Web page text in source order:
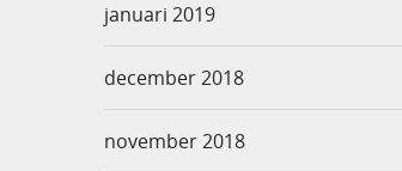
januari 2019
december 2018
november 2018